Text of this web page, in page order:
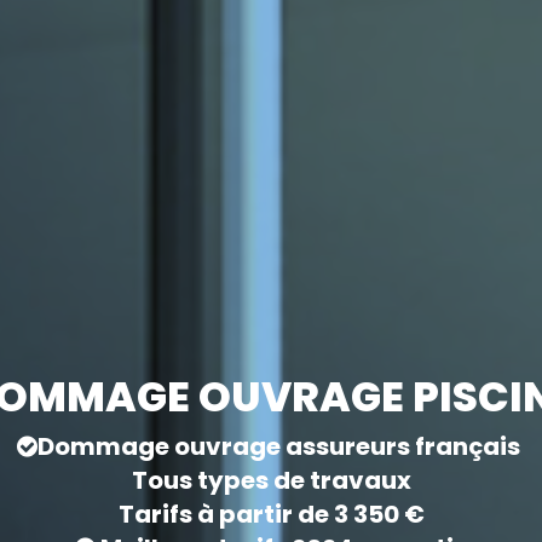
OUVRAGE
Dommage ouvrage assureurs français
Tous types de travaux
Tarifs à partir de 3 350 €